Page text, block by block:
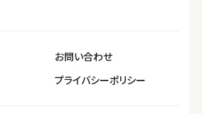
お問い合わせ
プライバシーポリシー